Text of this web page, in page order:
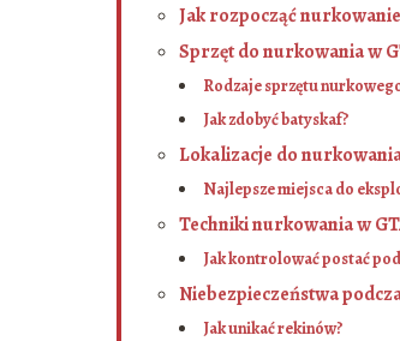
Jak rozpocząć nurkowanie
Sprzęt do nurkowania w
Rodzaje sprzętu
Jak zdobyć batyskaf?
Lokalizacje do
Najlepsze miejsca do
Techniki nurkowania w
Jak kontrolować postać
Niebezpieczeństwa
Jak unikać rekinów?